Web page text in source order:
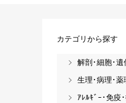
カテゴリから探す
解剖･細胞･遺
生理･病理･薬
ｱﾚﾙｷﾞｰ･免疫